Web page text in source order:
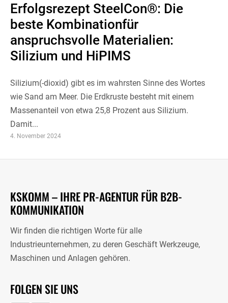
Erfolgsrezept SteelCon®: Die
beste Kombinationfür
anspruchsvolle Materialien:
Silizium und HiPIMS
Silizium(-dioxid) gibt es im wahrsten Sinne des Wortes
wie Sand am Meer. Die Erdkruste besteht mit einem
Massenanteil von etwa 25,8 Prozent aus Silizium.
Damit...
4. November 2024
KSKOMM – IHRE PR-AGENTUR FÜR B2B-
KOMMUNIKATION
Wir finden die richtigen Worte für alle
Industrieunternehmen, zu deren Geschäft Werkzeuge,
Maschinen und Anlagen gehören.
FOLGEN SIE UNS